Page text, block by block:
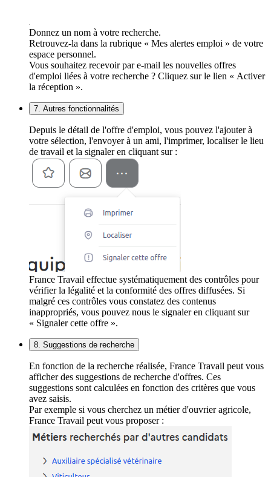
Donnez un nom à votre recherche.
Retrouvez-la dans la rubrique « Mes alertes emploi » de votre
espace personnel.
Vous souhaitez recevoir par e-mail les nouvelles offres
d'emploi liées à votre recherche ? Cliquez sur le lien « Activer
la réception ».
7. Autres fonctionnalités
Depuis le détail de l'offre d'emploi, vous pouvez l'ajouter à
votre sélection, l'envoyer à un ami, l'imprimer, localiser le lieu
de travail et la signaler en cliquant sur :
France Travail effectue systématiquement des contrôles pour
vérifier la légalité et la conformité des offres diffusées. Si
malgré ces contrôles vous constatez des contenus
inappropriés, vous pouvez nous le signaler en cliquant sur
« Signaler cette offre ».
8. Suggestions de recherche
En fonction de la recherche réalisée, France Travail peut vous
afficher des suggestions de recherche d'offres. Ces
suggestions sont calculées en fonction des critères que vous
avez saisis.
Par exemple si vous cherchez un métier d'ouvrier agricole,
France Travail peut vous proposer :